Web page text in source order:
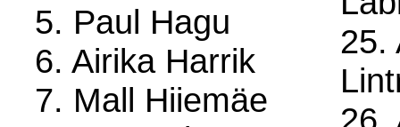
5. Paul Hagu
6. Airika Harrik
7. Mall Hiiemäe
25.